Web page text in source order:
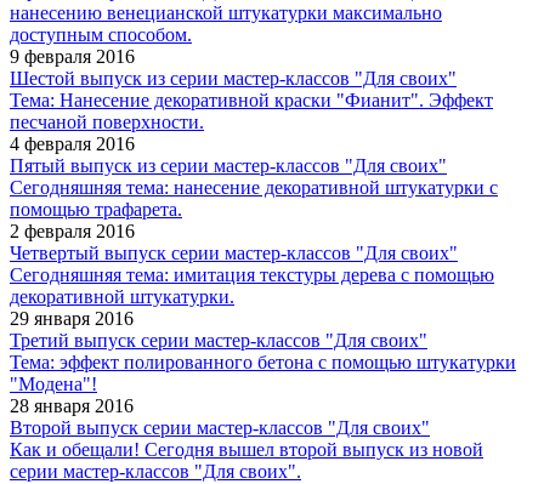
нанесению венецианской штукатурки максимально
доступным способом.
9 февраля 2016
Шестой выпуск из серии мастер-классов "Для своих"
Тема: Нанесение декоративной краски "Фианит". Эффект
песчаной поверхности.
4 февраля 2016
Пятый выпуск из серии мастер-классов "Для своих"
Сегодняшняя тема: нанесение декоративной штукатурки с
помощью трафарета.
2 февраля 2016
Четвертый выпуск серии мастер-классов "Для своих"
Сегодняшняя тема: имитация текстуры дерева с помощью
декоративной штукатурки.
29 января 2016
Третий выпуск серии мастер-классов "Для своих"
Тема: эффект полированного бетона с помощью штукатурки
"Модена"!
28 января 2016
Второй выпуск серии мастер-классов "Для своих"
Как и обещали! Сегодня вышел второй выпуск из новой
серии мастер-классов "Для своих".